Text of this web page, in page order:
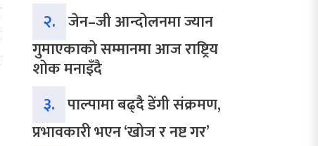
२. जेन–जी आन्दोलनमा ज्यान
गुमाएकाको सम्मानमा आज राष्ट्रिय
शोक मनाइँदै
३. पाल्पामा बढ्दै डेंगी संक्रमण,
प्रभावकारी भएन ‘खोज र नष्ट गर’